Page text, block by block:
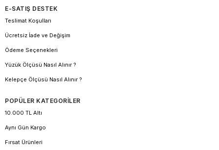
E-SATIŞ DESTEK
Teslimat Koşulları
Ücretsiz İade ve Değişim
Ödeme Seçenekleri
Yüzük Ölçüsü Nasıl Alınır ?
Kelepçe Ölçüsü Nasıl Alınır ?
POPÜLER KATEGORİLER
10.000 TL Altı
Aynı Gün Kargo
Fırsat Ürünleri